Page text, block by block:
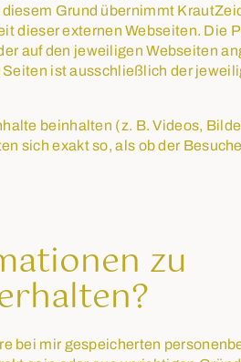
Grund übernimmt
dieser externen Webseiten. Die
auf den jeweiligen Webseiten
ist ausschließlich der
beinhalten (z. B. Videos,
sich exakt so, als ob der
zu
bei mir gespeicherten